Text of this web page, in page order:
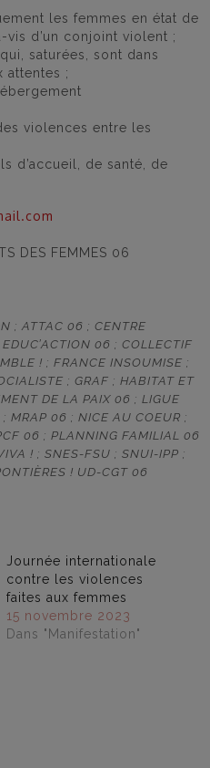
les femmes en état de
d’un conjoint violent ;
saturées, sont dans
attentes ;
violences entre les
d’accueil, de santé, de
DES FEMMES 06
; ATTAC 06 ; CENTRE
06 ; COLLECTIF
! ; FRANCE INSOUMISE ;
; GRAF ; HABITAT ET
DE LA PAIX 06 ; LIGUE
; MRAP 06 ; NICE AU COEUR ;
06 ; PLANNING FAMILIAL 06
! ; SNES-FSU ; SNUI-IPP ;
! UD-CGT 06
Journée internationale
contre les violences
faites aux femmes
15 novembre 2023
Dans "Manifestation"